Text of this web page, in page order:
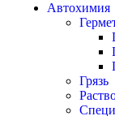
Автохимия
Грязь